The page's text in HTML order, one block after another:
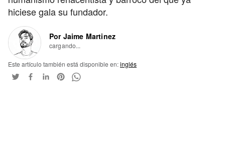
hiciese gala su fundador.
Por Jaime Martinez
cargando...
Este artículo también está disponible en:inglés